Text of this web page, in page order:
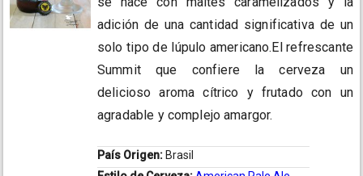
adición de una cantidad significativa de un
solo tipo de lúpulo americano.El refrescante
Summit que confiere la cerveza un
delicioso aroma cítrico y frutado con un
agradable y complejo amargor.
País Origen: Brasil